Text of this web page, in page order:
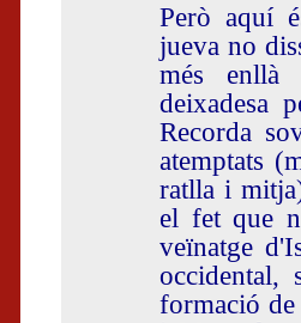
Però aquí
jueva no
més enllà
deixadesa
Recorda
atemptats
ratlla i
el fet que
veïnatge
occidental,
formació